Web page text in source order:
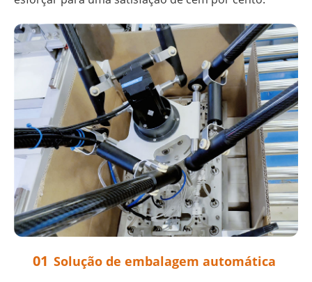
01 Solução de embalagem automática